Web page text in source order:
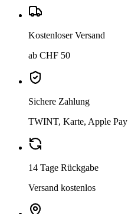
Kostenloser Versand
ab CHF 50
Sichere Zahlung
TWINT, Karte, Apple Pay
14 Tage Rückgabe
Versand kostenlos